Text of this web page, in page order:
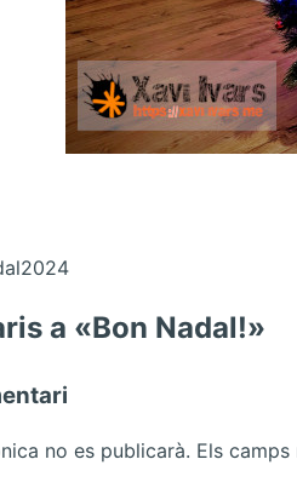
a «Bon Nadal!»
no es publicarà. Els